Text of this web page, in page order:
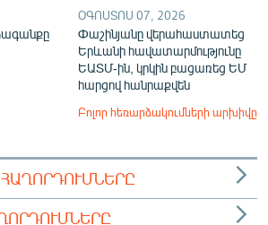
ՕԳՈՍՏՈՍ 07, 2026
Փաշինյանը վերահաստատեց
Երևանի հավատարմությունը
ԵԱՏՄ-ին, կրկին բացառեց ԵՄ
հարցով հանրաքվեն
Բոլոր հեռարձակումների արխիվը